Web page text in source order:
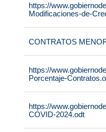
https://
Modificaciones-de-
CONTRATOS
https://
Porcentaje-
https://
COVID-2024.odt